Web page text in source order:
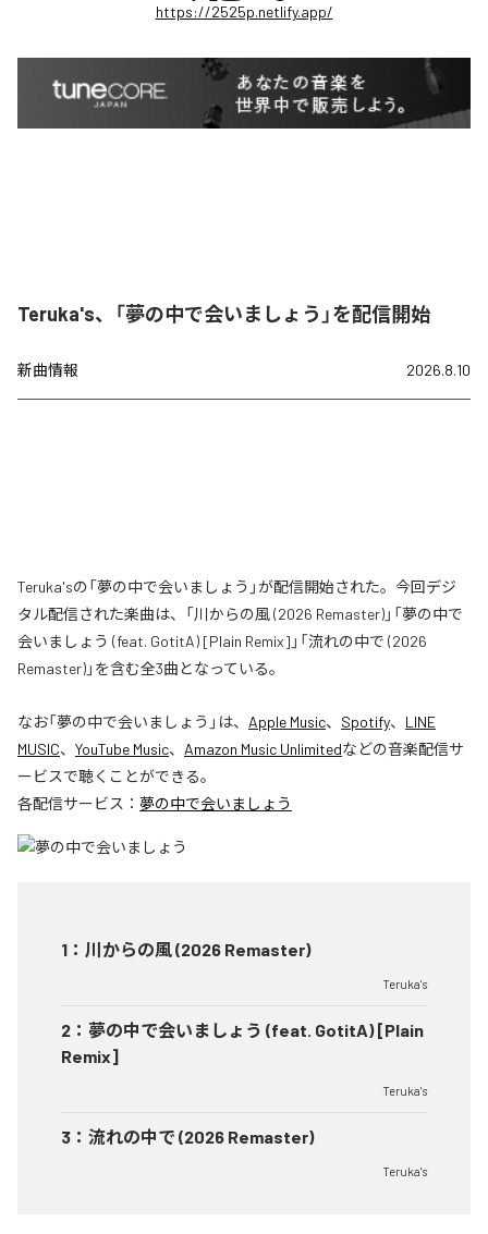
https://2525p.netlify.app/
Teruka's、「夢の中で会いましょう」を配信開始
新曲情報 2026.8.10
Teruka'sの「夢の中で会いましょう」が配信開始された。今回デジ
タル配信された楽曲は、「川からの風 (2026 Remaster)」「夢の中で
会いましょう (feat. GotitA) [Plain Remix]」「流れの中で (2026
Remaster)」を含む全3曲となっている。
なお「夢の中で会いましょう 」は、 Apple Music、 Spotify、 LINE
MUSIC、 YouTube Music、 Amazon Music Unlimitedなどの音楽配信サ
ービスで聴くことができる。
各配信サービス： 夢の中で会いましょう
1 ： 川からの風 (2026 Remaster)
Teruka's
2 ： 夢の中で会いましょう (feat. GotitA) [Plain
Remix]
Teruka's
3 ： 流れの中で (2026 Remaster)
Teruka's